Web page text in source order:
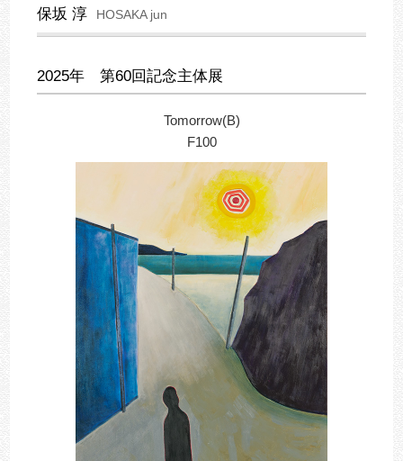
保坂 淳 HOSAKA jun
2025年 第60回記念主体展
Tomorrow(B)
F100